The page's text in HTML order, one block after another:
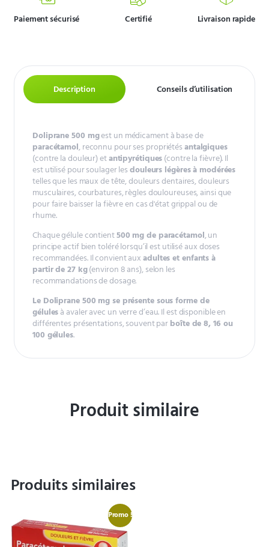
Paiement sécurisé Certifié Livraison rapide
Description Conseils d’utilisation
Doliprane 500 mgest un médicament à base de
paracétamol, reconnu pour ses propriétésantalgiques
(contre la douleur) etantipyrétiques(contre la fièvre). Il
est utilisé pour soulager lesdouleurs légères à modérées
telles que les maux de tête, douleurs dentaires, douleurs
musculaires, courbatures, règles douloureuses, ainsi que
pour faire baisser la fièvre en cas d'état grippal ou de
rhume.
Chaque gélule contient500 mg de paracétamol, un
principe actif bien toléré lorsqu’il est utilisé aux doses
recommandées. Il convient auxadultes et enfants à
partir de 27 kg(environ 8 ans), selon les
recommandations de dosage.
Le Doliprane 500 mg se présente sous forme de
gélulesà avaler avec un verre d’eau. Il est disponible en
différentes présentations, souvent parboîte de 8, 16 ou
100 gélules.
Produit similaire
Produits similaires
Promo !